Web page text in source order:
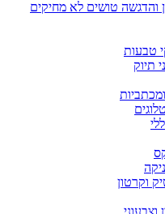
והדגשה טושים לא מחיקים
טבעות
תיוק
וקרטון
וצבעוני